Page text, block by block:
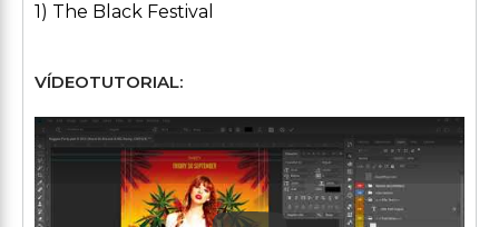
1) The Black Festival
VÍDEOTUTORIAL: